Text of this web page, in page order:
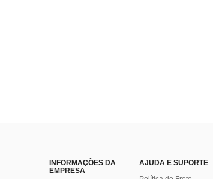
INFORMAÇÕES DA
EMPRESA
AJUDA E SUPORTE